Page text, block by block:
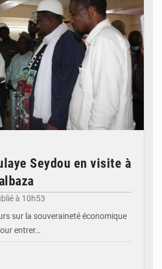
Seydou en visite à
à 10h53
sur la souveraineté économique
entrer…